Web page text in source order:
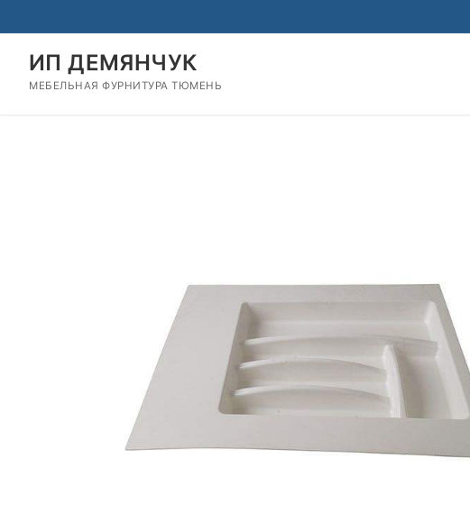
к
содержимому
ИП ДЕМЯНЧУК
МЕБЕЛЬНАЯ ФУРНИТУРА ТЮМЕНЬ